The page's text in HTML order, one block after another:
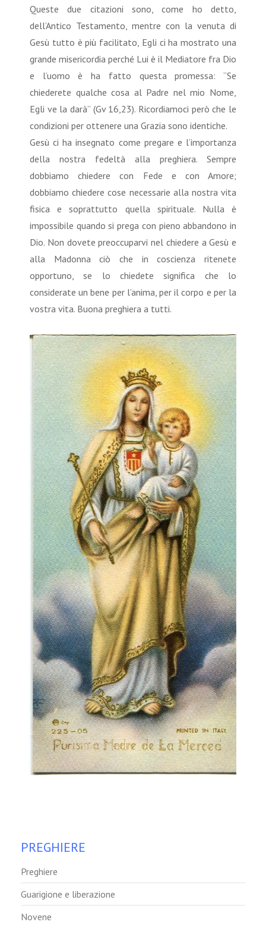
Queste due citazioni sono, come ho detto,
dell’Antico Testamento, mentre con la venuta di
Gesù tutto è più facilitato, Egli ci ha mostrato una
grande misericordia perché Lui è il Mediatore fra Dio
e l’uomo è ha fatto questa promessa: “Se
chiederete qualche cosa al Padre nel mio Nome,
Egli ve la darà” (Gv 16,23). Ricordiamoci però che le
condizioni per ottenere una Grazia sono identiche.
Gesù ci ha insegnato come pregare e l’importanza
della nostra fedeltà alla preghiera. Sempre
dobbiamo chiedere con Fede e con Amore;
dobbiamo chiedere cose necessarie alla nostra vita
fisica e soprattutto quella spirituale. Nulla è
impossibile quando si prega con pieno abbandono in
Dio. Non dovete preoccuparvi nel chiedere a Gesù e
alla Madonna ciò che in coscienza ritenete
opportuno, se lo chiedete significa che lo
considerate un bene per l’anima, per il corpo e per la
vostra vita. Buona preghiera a tutti.
PREGHIERE
Preghiere
Guarigione e liberazione
Novene